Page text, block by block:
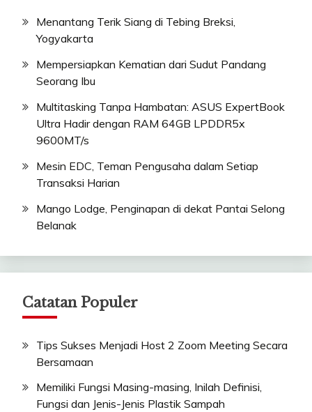
Menantang Terik Siang di Tebing Breksi,
Yogyakarta
Mempersiapkan Kematian dari Sudut Pandang
Seorang Ibu
Multitasking Tanpa Hambatan: ASUS ExpertBook
Ultra Hadir dengan RAM 64GB LPDDR5x
9600MT/s
Mesin EDC, Teman Pengusaha dalam Setiap
Transaksi Harian
Mango Lodge, Penginapan di dekat Pantai Selong
Belanak
Catatan Populer
Tips Sukses Menjadi Host 2 Zoom Meeting Secara
Bersamaan
Memiliki Fungsi Masing-masing, Inilah Definisi,
Fungsi dan Jenis-Jenis Plastik Sampah